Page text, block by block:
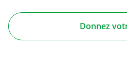
Donnez